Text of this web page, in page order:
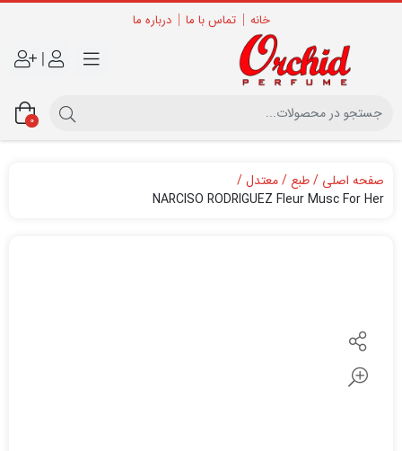
خانه تماس با ما درباره ما
|
0
صفحه اصلی طبع
معتدل
NARCISO RODRIGUEZ Fleur Musc For Her